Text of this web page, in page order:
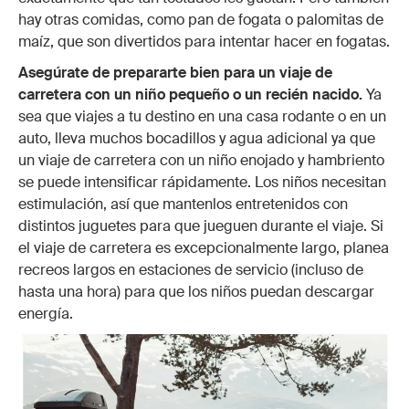
hay otras comidas, como pan de fogata o palomitas de
maíz, que son divertidos para intentar hacer en fogatas.
Asegúrate de prepararte bien para un viaje de
carretera con un niño pequeño o un recién nacido.Ya
sea que viajes a tu destino en una casa rodante o en un
auto, lleva muchos bocadillos y agua adicional ya que
un viaje de carretera con un niño enojado y hambriento
se puede intensificar rápidamente. Los niños necesitan
estimulación, así que mantenlos entretenidos con
distintos juguetes para que jueguen durante el viaje. Si
el viaje de carretera es excepcionalmente largo, planea
recreos largos en estaciones de servicio (incluso de
hasta una hora) para que los niños puedan descargar
energía.